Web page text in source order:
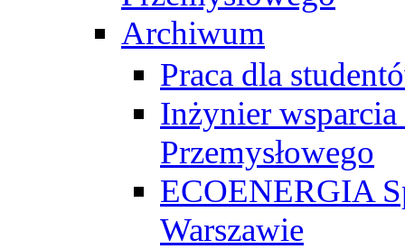
Archiwum
Praca dla
Inżynier wsparcia
Przemysłowego
ECOENERGIA
Warszawie